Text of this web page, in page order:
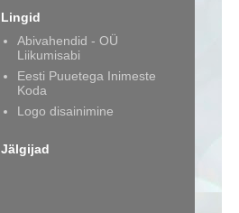
Lingid
Abivahendid - OÜ
Liikumisabi
Eesti Puuetega Inimeste
Koda
Logo disainimine
Jälgijad